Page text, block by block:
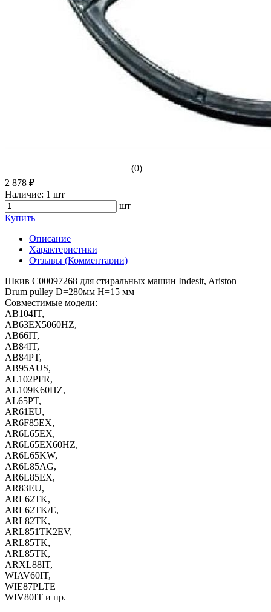
(0)
2 878 ₽
Наличие: 1 шт
шт
Купить
Описание
Характеристики
Отзывы (Комментарии)
Шкив C00097268 для стиральных машин Indesit, Ariston
Drum pulley D=280мм H=15 мм
Совместимые модели:
AB104IT,
AB63EX5060HZ,
AB66IT,
AB84IT,
AB84PT,
AB95AUS,
AL102PFR,
AL109K60HZ,
AL65PT,
AR61EU,
AR6F85EX,
AR6L65EX,
AR6L65EX60HZ,
AR6L65KW,
AR6L85AG,
AR6L85EX,
AR83EU,
ARL62TK,
ARL62TK/E,
ARL82TK,
ARL851TK2EV,
ARL85TK,
ARL85TK,
ARXL88IT,
WIAV60IT,
WIE87PLTE
WIV80IT и пр.